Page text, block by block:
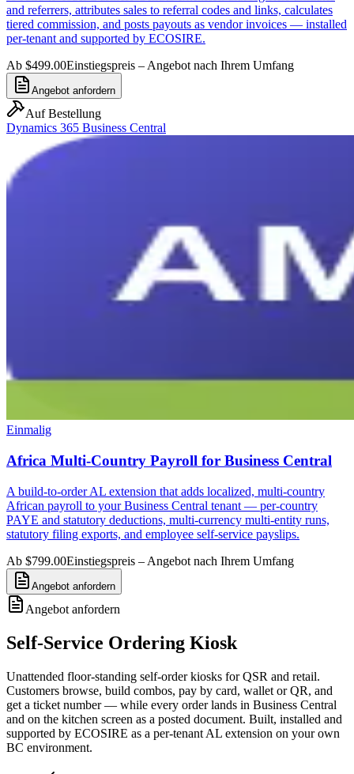
and referrers, attributes sales to referral codes and links, calculates
tiered commission, and posts payouts as vendor invoices — installed
per-tenant and supported by ECOSIRE.
Ab $499.00Einstiegspreis – Angebot nach Ihrem Umfang
Angebot anfordern
Auf Bestellung
Dynamics 365 Business Central
Einmalig
Africa Multi-Country Payroll for Business Central
A build-to-order AL extension that adds localized, multi-country
African payroll to your Business Central tenant — per-country
PAYE and statutory deductions, multi-currency multi-entity runs,
statutory filing exports, and employee self-service payslips.
Ab $799.00Einstiegspreis – Angebot nach Ihrem Umfang
Angebot anfordern
Angebot anfordern
Self-Service Ordering Kiosk
Unattended floor-standing self-order kiosks for QSR and retail.
Customers browse, build combos, pay by card, wallet or QR, and
get a ticket number — while every order lands in Business Central
and on the kitchen screen as a posted document. Built, installed and
supported by ECOSIRE as a per-tenant AL extension on your own
BC environment.